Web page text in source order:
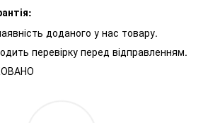
доданого у нас товару.
перевірку перед відправленням.